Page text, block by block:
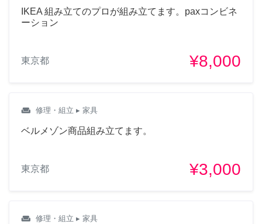
IKEA 組み立てのプロが組み立てます。paxコンビネ
ーション
東京都 ¥8,000
weekend 修理・組立 ▸ 家具
ベルメゾン商品組み立てます。
東京都 ¥3,000
weekend 修理・組立 ▸ 家具